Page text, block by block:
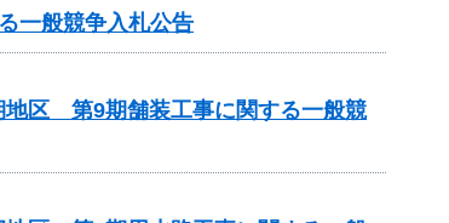
一般競争入札公告
区 第9期舗装工事に関する一般競